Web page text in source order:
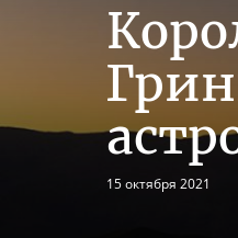
15 октября 2021